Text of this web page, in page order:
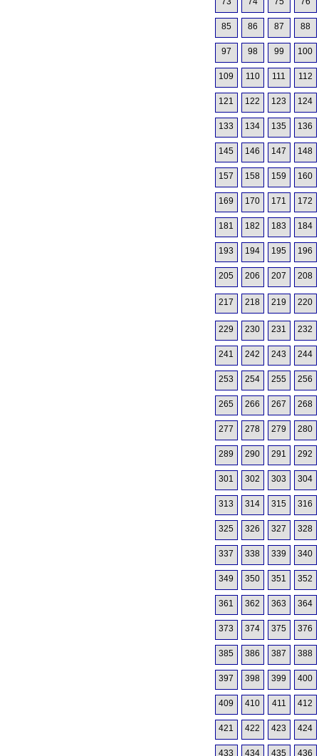
85 86 87 88
97 98 99 100
109 110 111 112
121 122 123 124
133 134 135 136
145 146 147 148
157 158 159 160
169 170 171 172
181 182 183 184
193 194 195 196
205 206 207 208
217 218 219 220
229 230 231 232
241 242 243 244
253 254 255 256
265 266 267 268
277 278 279 280
289 290 291 292
301 302 303 304
313 314 315 316
325 326 327 328
337 338 339 340
349 350 351 352
361 362 363 364
373 374 375 376
385 386 387 388
397 398 399 400
409 410 411 412
421 422 423 424
433 434 435 436